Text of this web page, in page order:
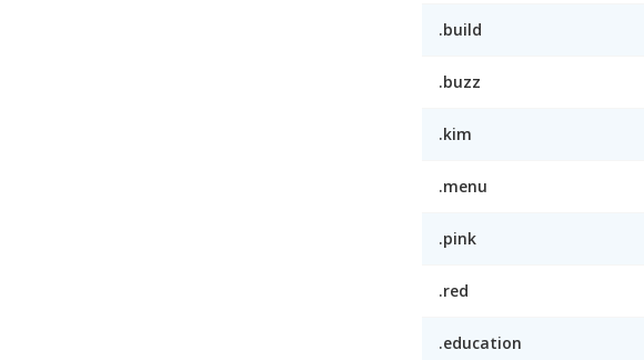
.build
.buzz
.kim
.menu
.pink
.red
.education